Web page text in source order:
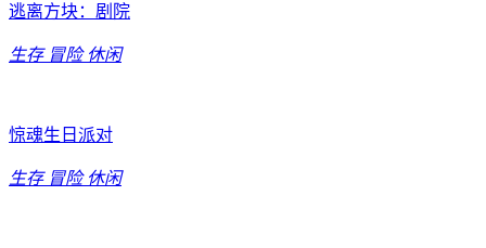
逃离方块：剧院
生存 冒险 休闲
惊魂生日派对
生存 冒险 休闲